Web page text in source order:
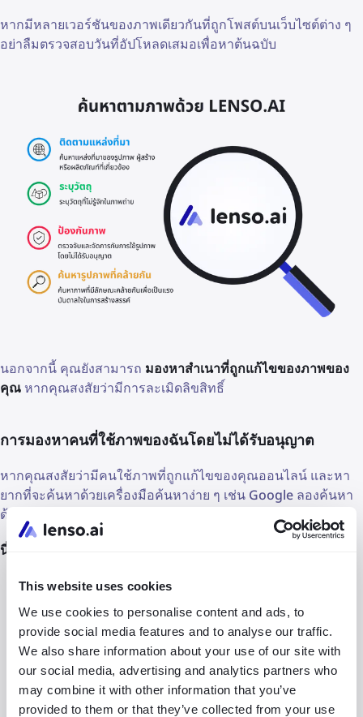
This website uses cookies
We use cookies to personalise content and ads, to
provide social media features and to analyse our traffic.
We also share information about your use of our site with
our social media, advertising and analytics partners who
may combine it with other information that you’ve
provided to them or that they’ve collected from your use
หากมีหลายเวอร์ชันของภาพเดียวกันที่ถูกโพสต์บนเว็บไซต์ต่าง ๆ
อย่าลืมตรวจสอบวันที่อัปโหลดเสมอเพื่อหาต้นฉบับ
นอกจากนี้ คุณยังสามารถ มองหาสำเนาที่ถูกแก้ไขของภาพของ
คุณ หากคุณสงสัยว่ามีการละเมิดลิขสิทธิ์
การมองหาคนที่ใช้ภาพของฉันโดยไม่ได้รับอนุญาต
หากคุณสงสัยว่ามีคนใช้ภาพที่ถูกแก้ไขของคุณออนไลน์ และหา
ยากที่จะค้นหาด้วยเครื่องมือค้นหาง่าย ๆ เช่น Google ลองค้นหา
ด้วย lenso.ai
นี่คือขั้นตอนที่คุณต้องทำ:
เยี่ยมชมlenso.ai
อัปโหลดภาพบนหน้าแรก เพื่อความแม่นยำที่ดีกว่า พิจารณา
เพิ่มคำอธิบายข้อความ คุณยังสามารถทดสอบโดยใช้ตัวอย่างที่
ให้ไว้ด้านล่างหน้าจอการค้นหา
เลือกพื้นที่หรือวัตถุที่คุณต้องการค้นหา